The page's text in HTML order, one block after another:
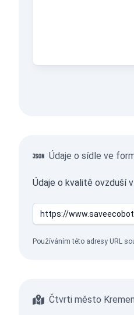
Údaje o sídle ve
Údaje o kvalitě ovzduší
Používáním této adresy URL
Čtvrti město